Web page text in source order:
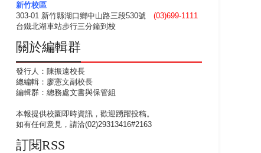
新竹校區
303-01 新竹縣湖口鄉中山路三段530號 (03)699-1111
台鐵北湖車站步行三分鐘到校
關於編輯群
發行人：陳振遠校長
總編輯：廖憲文副校長
編輯群：總務處文書與保管組
本報提供校園即時資訊，歡迎踴躍投稿。
如有任何意見，請洽(02)29313416#2163
訂閱RSS